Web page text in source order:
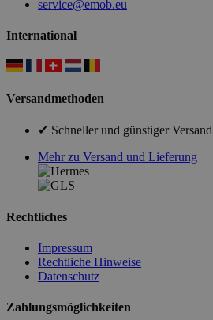
service@emob.eu
International
Versandmethoden
✔ Schneller und günstiger Versand
Mehr zu Versand und Lieferung
Rechtliches
Impressum
Rechtliche Hinweise
Datenschutz
Zahlungsmöglichkeiten